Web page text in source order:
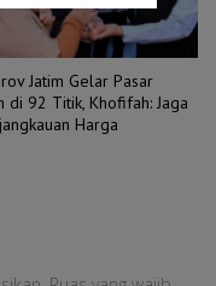
Jatim Gelar Pasar
di 92 Titik, Khofifah: Jaga
Harga